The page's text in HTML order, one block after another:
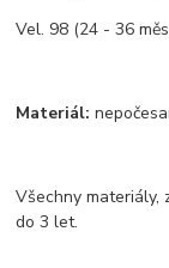
Vel. 98 (24 - 36
Materiál:
Všechny materiály,
do 3 let.